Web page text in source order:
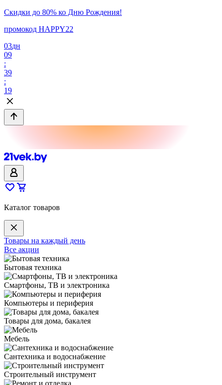
Скидки до 80% ко Дню Рождения!
промокод HAPPY22
03дн
09
:
39
:
19
Каталог товаров
Товары на каждый день
Все акции
Бытовая техника
Смартфоны, ТВ и электроника
Компьютеры и периферия
Товары для дома, бакалея
Мебель
Сантехника и водоснабжение
Строительный инструмент